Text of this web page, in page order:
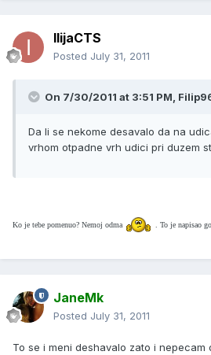
IlijaCTS
Posted July 31, 2011
On 7/30/2011 at 3:51 PM,
Da li se nekome desavalo da na
vrhom otpadne vrh udici pri duzem
Ko je tebe pomenuo? Nemoj odma . To je napisao
JaneMk
Posted July 31, 2011
To se i meni deshavalo zato i nepecam